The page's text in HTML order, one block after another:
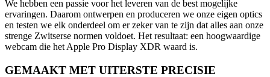
We hebben een passie voor het leveren van de best mogelijke
ervaringen. Daarom ontwerpen en produceren we onze eigen optics
en testen we elk onderdeel om er zeker van te zijn dat alles aan onze
strenge Zwitserse normen voldoet. Het resultaat: een hoogwaardige
webcam die het Apple Pro Display XDR waard is.
GEMAAKT MET UITERSTE PRECISIE